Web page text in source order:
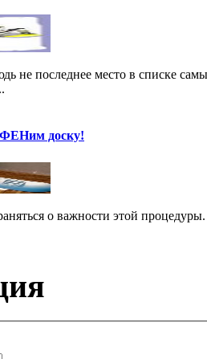
не последнее место в списке
доску!
о важности этой